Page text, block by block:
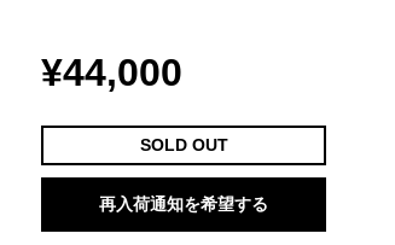
¥44,000
SOLD OUT
再入荷通知を希望する